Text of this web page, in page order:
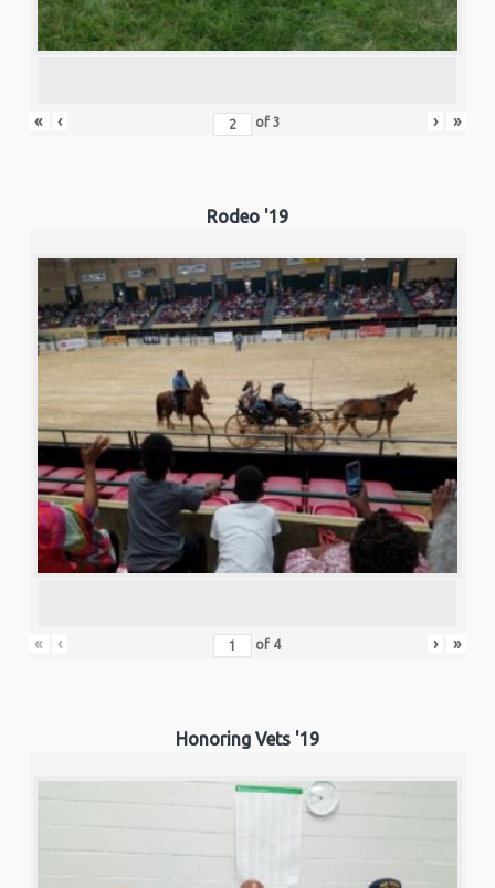
« ‹ of3 › »
Rodeo '19
« ‹ of 4 › »
Honoring Vets '19